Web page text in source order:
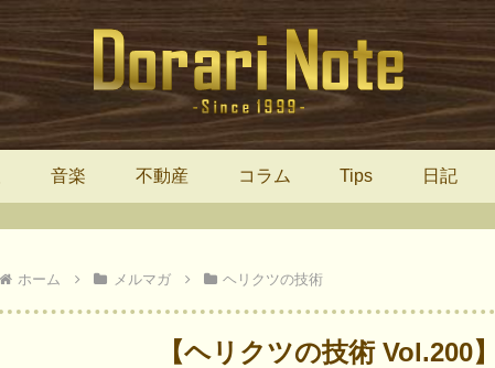
音楽 不動産 コラム Tips 日記
ホーム メルマガ ヘリクツの技術
【ヘリクツの技術 Vol.200